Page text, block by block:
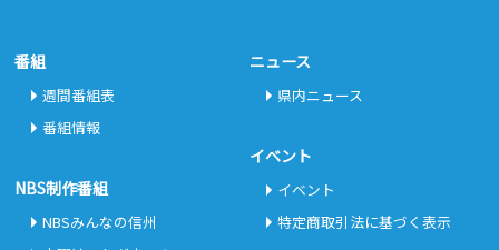
番組
週間番組表
番組情報
NBS制作番組
NBSみんなの信州
ニュース
県内ニュース
イベント
イベント
特定商取引法に基づく表示